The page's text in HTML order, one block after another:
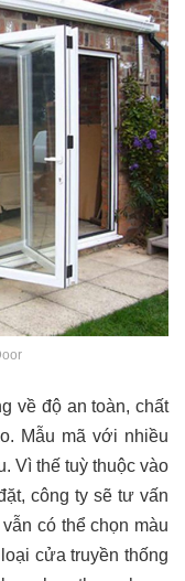
về độ an toàn, chất
Mẫu mã với nhiều
Vì thế tuỳ thuộc vào
công ty sẽ tư vấn
có thể chọn màu
cửa truyền thống